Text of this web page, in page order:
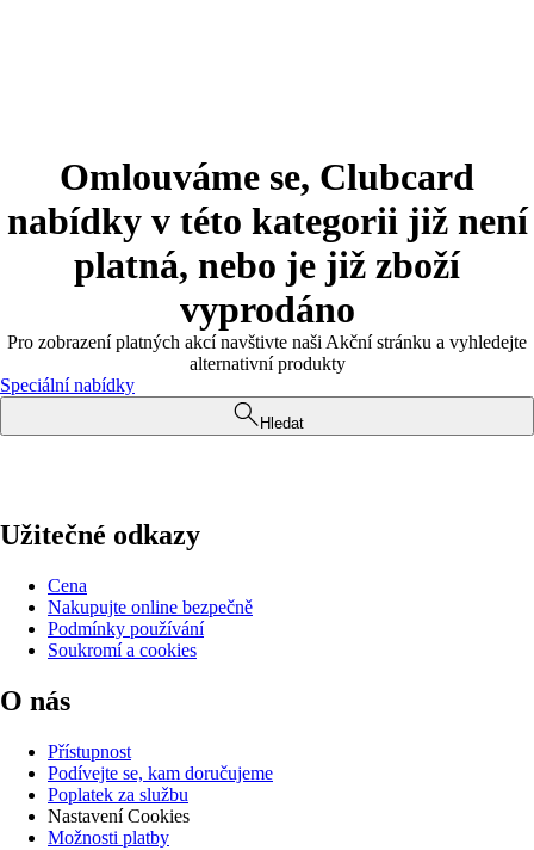
Omlouváme se, Clubcard
nabídky v této kategorii již není
platná, nebo je již zboží
vyprodáno
Pro zobrazení platných akcí navštivte naši Akční stránku a vyhledejte
alternativní produkty
Speciální nabídky
Hledat
Užitečné odkazy
Cena
Nakupujte online bezpečně
Podmínky používání
Soukromí a cookies
O nás
Přístupnost
Podívejte se, kam doručujeme
Poplatek za službu
Nastavení Cookies
Možnosti platby